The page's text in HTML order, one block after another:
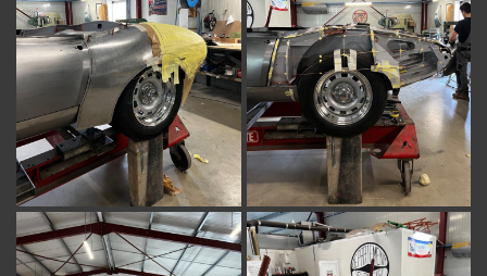
Rafraîchir le captcha
En cochant cette case, vous consentez à recevoir nos propositions commerciales
à l'adresse email indiqué ci-dessus. Vous pouvez vous désinscrire à tout moment
en utilisant
le formulaire de désinscription
INSCRIPTION